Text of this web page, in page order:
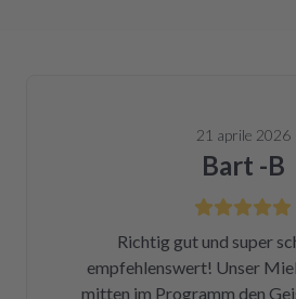
21 aprile 2026
Bart -B
Richtig gut und super
empfehlenswert! Unser
mitten im Programm den